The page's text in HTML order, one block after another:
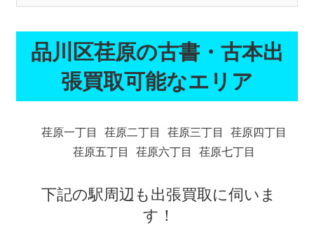
品川区荏原の古書・古本出
張買取可能なエリア
荏原一丁目 荏原二丁目 荏原三丁目
荏原四丁目
荏原五丁目
荏原六丁目 荏原七丁目
下記の駅周辺も出張買取に伺いま
す！